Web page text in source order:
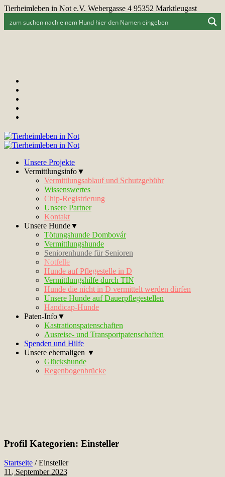
Tierheimleben in Not e.V. Webergasse 4 95352 Marktleugast
Unsere Projekte
Vermittlungsinfo▼
Vermittlungsablauf und Schutzgebühr
Wissenswertes
Chip-Registrierung
Unsere Partner
Kontakt
Unsere Hunde▼
Tötungshunde Dombovár
Vermittlungshunde
Seniorenhunde für Senioren
Notfelle
Hunde auf Pflegestelle in D
Vermittlungshilfe durch TIN
Hunde die nicht in D vermittelt werden dürfen
Unsere Hunde auf Dauerpflegestellen
Handicap-Hunde
Paten-Info▼
Kastrationspatenschaften
Ausreise- und Transportpatenschaften
Spenden und Hilfe
Unsere ehemaligen ▼
Glückshunde
Regenbogenbrücke
Profil Kategorien: Einsteller
Startseite /Einsteller
11. September 2023